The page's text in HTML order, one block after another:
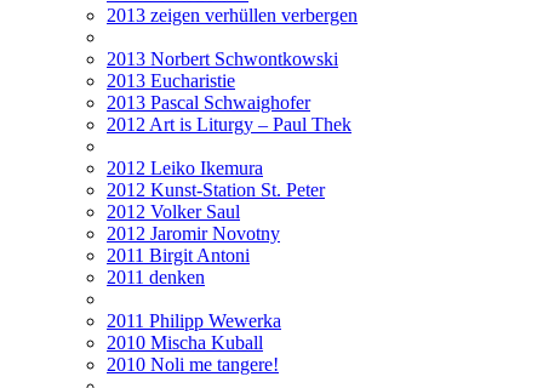
2013 zeigen verhüllen verbergen
2013 Norbert Schwontkowski
2013 Eucharistie
2013 Pascal Schwaighofer
2012 Art is Liturgy – Paul Thek
2012 Leiko Ikemura
2012 Kunst-Station St. Peter
2012 Volker Saul
2012 Jaromir Novotny
2011 Birgit Antoni
2011 denken
2011 Philipp Wewerka
2010 Mischa Kuball
2010 Noli me tangere!